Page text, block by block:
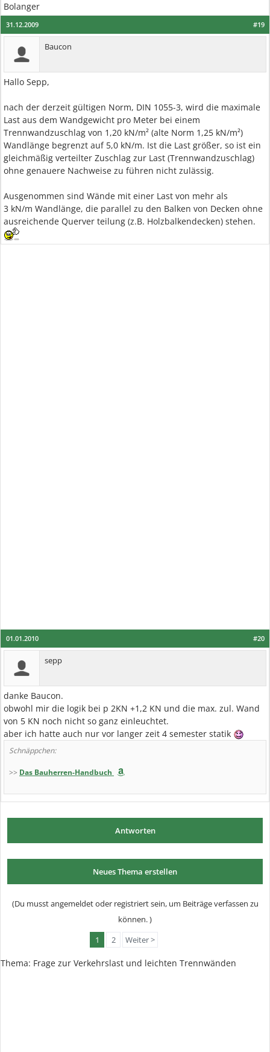
Bolanger
#19
31.12.2009
Baucon
Hallo Sepp,
nach der derzeit gültigen Norm, DIN 1055-3, wird die maximale
Last aus dem Wandgewicht pro Meter bei einem
Trennwandzuschlag von 1,20 kN/m² (alte Norm 1,25 kN/m²)
Wandlänge begrenzt auf 5,0 kN/m. Ist die Last größer, so ist ein
gleichmäßig verteilter Zuschlag zur Last (Trennwandzuschlag)
ohne genauere Nachweise zu führen nicht zulässig.
Ausgenommen sind Wände mit einer Last von mehr als
3 kN/m Wandlänge, die parallel zu den Balken von Decken ohne
ausreichende Querver teilung (z.B. Holzbalkendecken) stehen.
#20
01.01.2010
sepp
danke Baucon.
obwohl mir die logik bei p 2KN +1,2 KN und die max. zul. Wand
von 5 KN noch nicht so ganz einleuchtet.
aber ich hatte auch nur vor langer zeit 4 semester statik
Schnäppchen:
>> Das Bauherren-Handbuch
Antworten
Neues Thema erstellen
(Du musst angemeldet oder registriert sein, um Beiträge verfassen zu
können. )
1
2 Weiter >
Thema: Frage zur Verkehrslast und leichten Trennwänden